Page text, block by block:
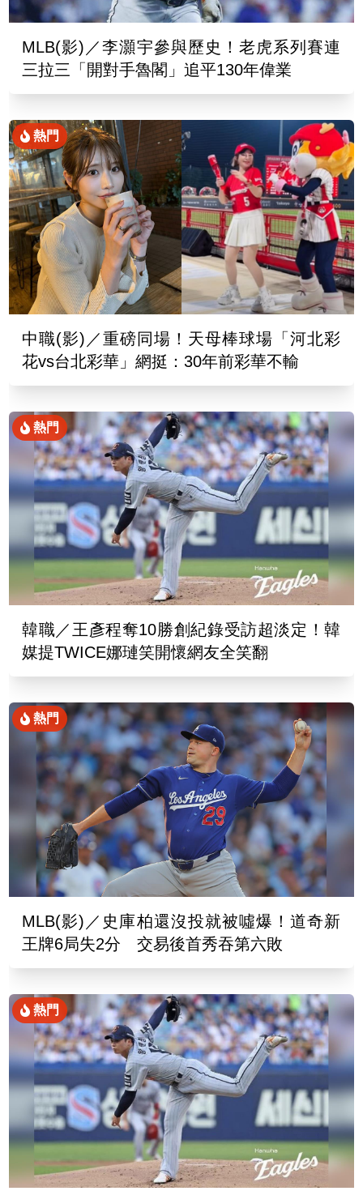
MLB(影)／李灝宇參與歷史！老虎系列賽連
三拉三「開對手魯閣」追平130年偉業
熱門
中職(影)／重磅同場！天母棒球場「河北彩
花vs台北彩華」網挺：30年前彩華不輸
熱門
韓職／王彥程奪10勝創紀錄受訪超淡定！韓
媒提TWICE娜璉笑開懷網友全笑翻
熱門
MLB(影)／史庫柏還沒投就被噓爆！道奇新
王牌6局失2分 交易後首秀吞第六敗
熱門